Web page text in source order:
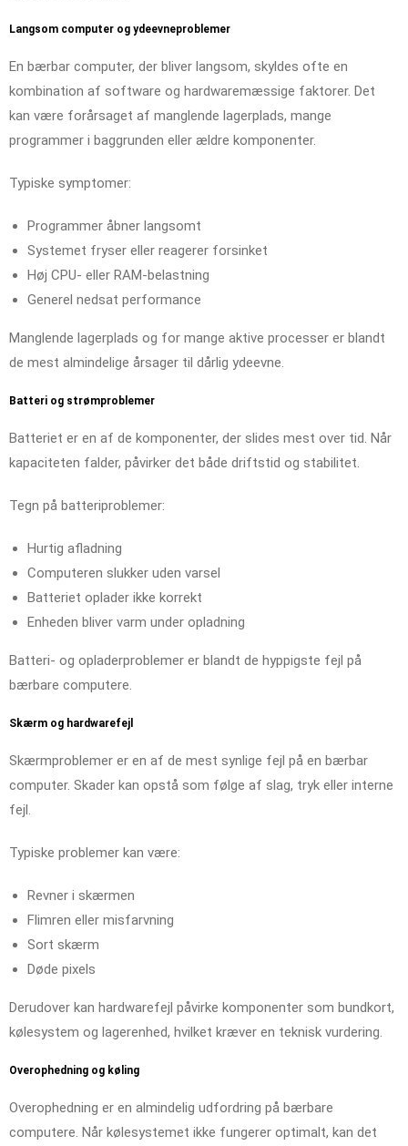
Langsom computer og ydeevneproblemer
En bærbar computer, der bliver langsom, skyldes ofte en
kombination af software og hardwaremæssige faktorer. Det
kan være forårsaget af manglende lagerplads, mange
programmer i baggrunden eller ældre komponenter.
Typiske symptomer:
Programmer åbner langsomt
Systemet fryser eller reagerer forsinket
Høj CPU- eller RAM-belastning
Generel nedsat performance
Manglende lagerplads og for mange aktive processer er blandt
de mest almindelige årsager til dårlig ydeevne.
Batteri og strømproblemer
Batteriet er en af de komponenter, der slides mest over tid. Når
kapaciteten falder, påvirker det både driftstid og stabilitet.
Tegn på batteriproblemer:
Hurtig afladning
Computeren slukker uden varsel
Batteriet oplader ikke korrekt
Enheden bliver varm under opladning
Batteri- og opladerproblemer er blandt de hyppigste fejl på
bærbare computere.
Skærm og hardwarefejl
Skærmproblemer er en af de mest synlige fejl på en bærbar
computer. Skader kan opstå som følge af slag, tryk eller interne
fejl.
Typiske problemer kan være:
Revner i skærmen
Flimren eller misfarvning
Sort skærm
Døde pixels
Derudover kan hardwarefejl påvirke komponenter som bundkort,
kølesystem og lagerenhed, hvilket kræver en teknisk vurdering.
Overophedning og køling
Overophedning er en almindelig udfordring på bærbare
computere. Når kølesystemet ikke fungerer optimalt, kan det